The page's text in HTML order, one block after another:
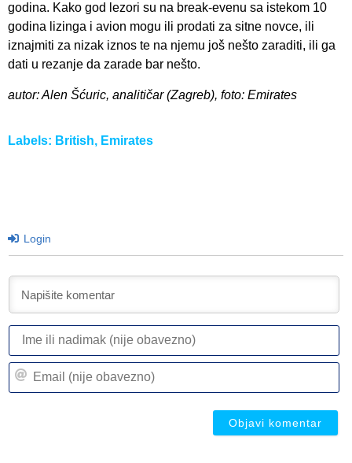
godina. Kako god lezori su na break-evenu sa istekom 10
godina lizinga i avion mogu ili prodati za sitne novce, ili
iznajmiti za nizak iznos te na njemu još nešto zaraditi, ili ga
dati u rezanje da zarade bar nešto.
autor: Alen Šćuric, analitičar (Zagreb), foto: Emirates
Labels: British, Emirates
Login